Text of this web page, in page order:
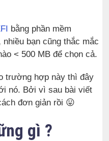
bằng phần mềm
bạn cũng thắc mắc
< 500 MB để chọn cả.
trường hợp này thì đây
nó. Bởi vì sau bài viết
đơn giản rồi 😛
gì ?